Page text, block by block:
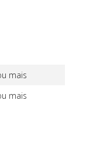
mais
mais